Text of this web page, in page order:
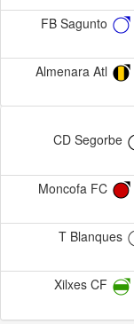
FB Sagunto
Almenara Atl
CD Segorbe
Moncofa FC
T Blanques
Xilxes CF